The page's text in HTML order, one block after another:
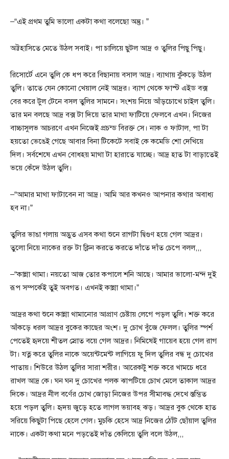
–“এই প্রথম তুমি ভালো একটা কথা বলেছো অন্তু। ”
অট্টহাসিতে মেতে উঠল সবাই। পা চালিয়ে ছুটল আদ্র ও তুলির পিছু পিছু।
রিসোর্টে এনে তুলি কে ধপ করে বিছানায় বসাল আদ্র। ব্যাথায় কুঁকড়ে উঠল
তুলি। তাতে যেন কোনো খেয়াল নেই আদ্রর। ব্যাগ থেকে ফাস্ট এইড বক্স
বের করে টুল টেনে বসল তুলির সামনে। সংশয় নিয়ে আঁড়চোখে চাইল তুলি।
তার মন বলছে আদ্র বক্স টা দিয়ে তার মাথা ফাটিয়ে ফেলবে এখন। নিজের
বাচ্চাসুলভ আচরণে এখন নিজেই প্রচন্ড বিরক্ত সে। নাক ও ফাটাল, পা টা
হয়তো ভেঙেই গেছে আবার বিনা টিকেটে সবাই কে কমেডি শো দেখিয়ে
দিল। সর্বশেষে এখন বোধহয় মাথা টা হারাতে যাচ্ছে। আদ্র হাত টা বাড়াতেই
ভয়ে কেঁদে উঠল তুলি।
–“আমার মাথা ফাটাবেন না আদ্র। আমি আর কখনও আপনার কথার অবাধ্য
হব না।”
তুলির ভাঙা গলায় অদ্ভুত এসব কথা শুনে রাগটা দ্বিগুণ হয়ে গেল আদ্রর।
তুলো নিয়ে নাকের রক্ত টা ক্লিন করতে করতে দাঁতে দাঁত চেপে বলল,,,
–“কান্না থামা। নয়তো আজ তোর কপালে শনি আছে। আমার ভালো-মন্দ দুই
রূপ সম্পর্কেই তুই অবগত। এখনই কান্না থামা।”
আদ্রর কথা শুনে কান্না থামানোর আপ্রাণ চেষ্টায় লেগে পড়ল তুলি। শক্ত করে
আঁকড়ে ধরল আদ্রর বুকের কাছের অংশ। দু চোখ বুঁজে ফেলল। তুলির স্পর্শ
পেতেই হৃদয়ে শীতল স্রোত বয়ে গেল আদ্রর। নিমিষেই গায়েব হয়ে গেল রাগ
টা। যত্ন করে তুলির নাকে অয়েন্টমেন্ট লাগিয়ে ফু দিল তুলির বন্ধ দু চোখের
পাতায়। শিউরে উঠল তুলির সারা শরীর। আরেকটু শক্ত করে খামচে ধরে
রাখল আদ্র কে। ঘন ঘন দু চোখের পলক ঝাপটিয়ে চোখ মেলে তাকাল আদ্রর
দিকে। আদ্রর নীল বর্ণের চোখ জোড়া নিজের উপর সীমাবদ্ধ দেখে স্তম্ভিত
হয়ে পড়ল তুলি। হৃদয় জুড়ে হতে লাগল ভয়াবহ ঝড়। আদ্রর বুক থেকে হাত
সরিয়ে কিছুটা পিছে হেলে গেল। মুচকি হেসে আদ্র নিজের ঠোঁট ছোঁয়াল তুলির
নাকে। একটা কথা মনে পড়তেই দাঁত কেলিয়ে তুলি বলে উঠল,,,